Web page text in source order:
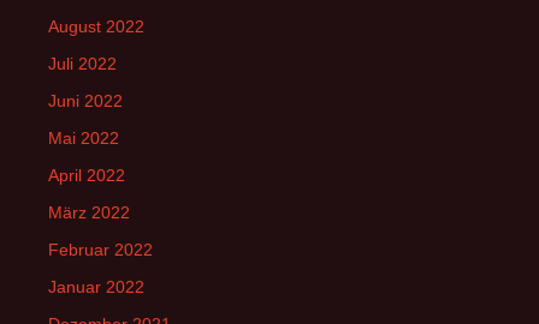
August 2022
Juli 2022
Juni 2022
Mai 2022
April 2022
März 2022
Februar 2022
Januar 2022